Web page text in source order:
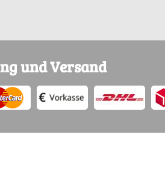
und Versand